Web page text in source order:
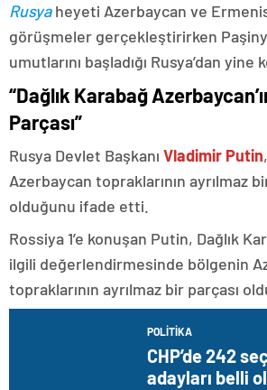
Rusyaheyeti Azerbaycan ve
görüşmeler gerçekleştirirken
umutlarını başladığı Rusya’dan yine
“Dağlık Karabağ
Parçası”
Rusya Devlet Başkanı Vladimir Putin
Azerbaycan topraklarının ayrılmaz
olduğunu ifade etti.
Rossiya 1’e konuşan Putin, Dağlık
ilgili değerlendirmesinde bölgenin
topraklarının ayrılmaz bir parçası
POLITIKA
CHP’de 242
adayları belli